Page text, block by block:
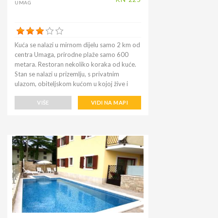
UMAG
Kuća se nalazi u mirnom dijelu samo 2 km od
centra Umaga, prirodne plaže samo 600
metara. Restoran nekoliko koraka od kuće.
Stan se nalazi u prizemlju, s privatnim
ulazom, obiteljskom kućom u kojoj žive i
na raspolaganju dvorište, tri bicikla za
koje preferiraju gosti koji vole mirne,
nenatrpane i prirodne plaže. Blizu kuće nalazi
se sjenica sa roštiljem i vrtnom garniturom, s
pogledom na krajolik. Ovdje se možete
opustiti čitajući knjigu popodne ili provesti
večeri na otvorenom. Kućni ljubimci su
dobrodošli, najviše jedan po boravku. U
središtu za posjet muzeju, akvariju, katedrali
VIŠE VIDI NA MAPI